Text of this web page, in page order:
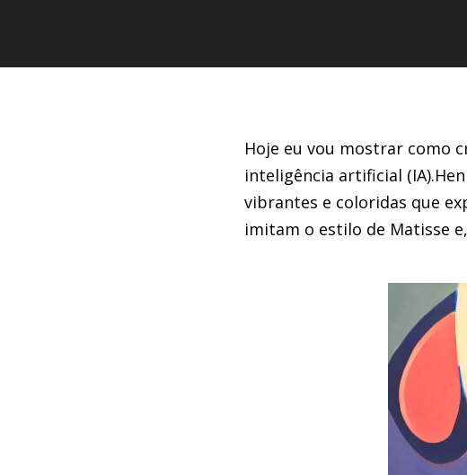
Hoje eu vou mostrar como
inteligência artificial
vibrantes e coloridas que
imitam o estilo de Matisse